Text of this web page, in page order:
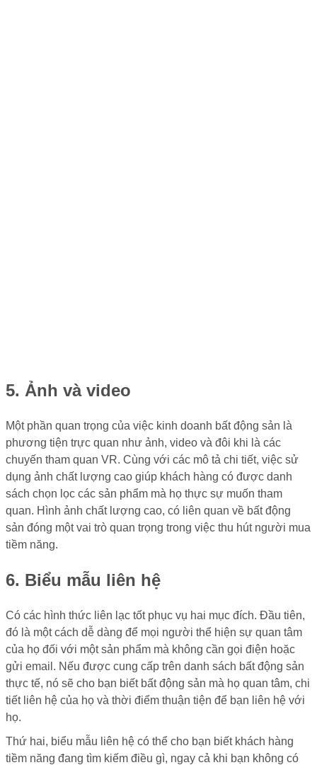
5. Ảnh và video
Một phần quan trọng của việc kinh doanh bất động sản là
phương tiện trực quan như ảnh, video và đôi khi là các
chuyến tham quan VR. Cùng với các mô tả chi tiết, việc sử
dụng ảnh chất lượng cao giúp khách hàng có được danh
sách chọn lọc các sản phẩm mà họ thực sự muốn tham
quan. Hình ảnh chất lượng cao, có liên quan về bất động
sản đóng một vai trò quan trọng trong việc thu hút người mua
tiềm năng.
6. Biểu mẫu liên hệ
Có các hình thức liên lạc tốt phục vụ hai mục đích. Đầu tiên,
đó là một cách dễ dàng để mọi người thể hiện sự quan tâm
của họ đối với một sản phẩm mà không cần gọi điện hoặc
gửi email. Nếu được cung cấp trên danh sách bất động sản
thực tế, nó sẽ cho bạn biết bất động sản mà họ quan tâm, chi
tiết liên hệ của họ và thời điểm thuận tiện để bạn liên hệ với
họ.
Thứ hai, biểu mẫu liên hệ có thể cho bạn biết khách hàng
tiềm năng đang tìm kiếm điều gì, ngay cả khi bạn không có